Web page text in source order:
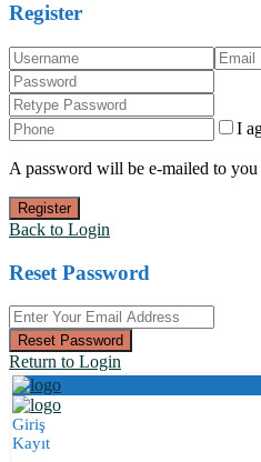
Register
I
A password will be e-mailed to you
Register
Back to Login
Reset Password
Reset Password
Return to Login
Giriş
Kayıt